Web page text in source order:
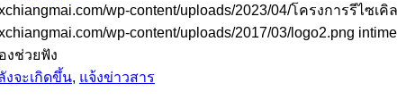
wp-content/uploads/2023/04/โครงการรีไซ
wp-content/uploads/2017/03/logo2.png
งช่วยฟัง
งจะเกิดขึ้น, แจ้งข่าวสาร